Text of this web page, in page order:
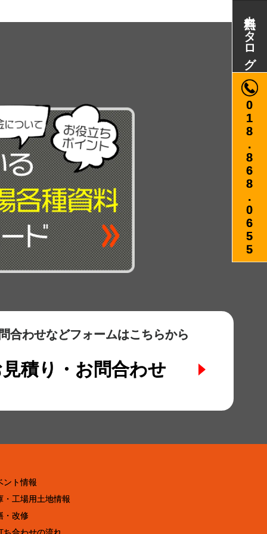
合わせなどフォームはこちらから
積り・お問合わせ
ント情報
・工場用土地情報
・改修
無料カタログ
018.868.0655